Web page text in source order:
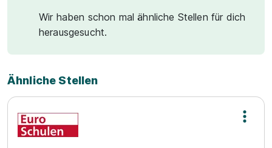
Wir haben schon mal ähnliche Stellen für dich
herausgesucht.
Ähnliche Stellen